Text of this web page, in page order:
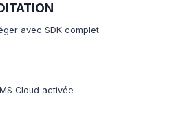
avec SDK complet
Cloud activée